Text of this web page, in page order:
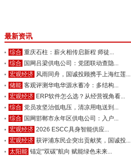
最新资讯
综合 重庆石柱：薪火相传启新程 师徒...
综合 国网吕梁供电公司：党团联动查隐...
宏观经济 风雨同舟，国诚投顾携手上海红莲...
储能 客观评测华电华源水蓄冷：多结构...
宏观经济 ERP软件怎么选？从经营视角看...
综合 党员攻坚治低电压，清凉用电送到...
综合 国网邯郸市永年区供电公司：入户...
宏观经济 2026 ESCC具身智能供应...
宏观经济 获评浦东民企突出贡献奖，国诚投...
太阳能 锚定“双碳”航向 赋能绿色未来...